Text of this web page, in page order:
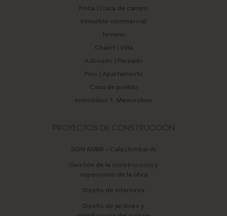
Finca | Casa de campo
Inmueble commercial
Terreno
Chalet | Villa
Adosado | Pareado
Piso | Apartamento
Casa de pueblo
Immobilien 1. Meereslinie
PROYECTOS DE CONSTRUCCIÓN
SON AMER – Cala Llombards
Gestión de la construcción y
supervisión de la obra
Diseño de interiores
Diseño de jardines y